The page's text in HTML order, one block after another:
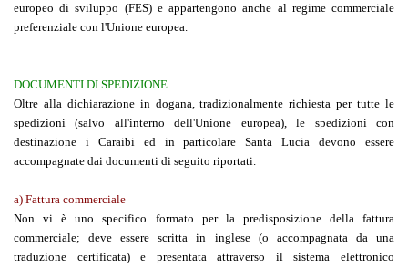
europeo di sviluppo (FES) e appartengono anche al regime commerciale
preferenziale con l'Unione europea.
DOCUMENTI DI SPEDIZIONE
Oltre alla dichiarazione in dogana, tradizionalmente richiesta per tutte le
spedizioni (salvo all'interno dell'Unione europea), le spedizioni con
destinazione i Caraibi ed in particolare Santa Lucia devono essere
accompagnate dai documenti di seguito riportati.
a) Fattura commerciale
Non vi è uno specifico formato per la predisposizione della fattura
commerciale; deve essere scritta in inglese (o accompagnata da una
traduzione certificata) e presentata attraverso il sistema elettronico